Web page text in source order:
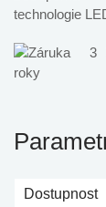
Dostupnost